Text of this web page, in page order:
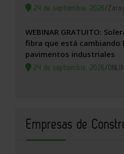
24 de septiembre, 2026/
WEBINAR GRATUITO:
fibra que está cambiando
pavimentos industriales
24 de septiembre, 2026/
Empresas de